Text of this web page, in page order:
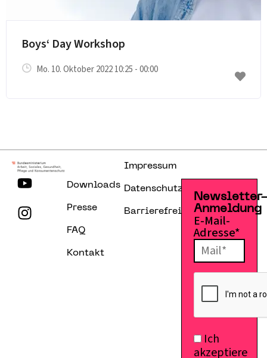
Boys‘ Day Workshop
Mo. 10. Oktober 2022 10:25 - 00:00
Downloads
Presse
FAQ
Kontakt
Impressum
Datenschutzerklärung
Barrierefreiheitserklärung
Anmeldung
E-Mail-
Adresse*
Ich
akzeptiere